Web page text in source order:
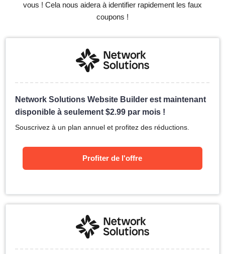
vous ! Cela nous aidera à identifier rapidement les faux
coupons !
Network Solutions Website Builder est maintenant
disponible à seulement$2.99 par mois !
Souscrivez à un plan annuel et profitez des réductions.
Profiter de l'offre